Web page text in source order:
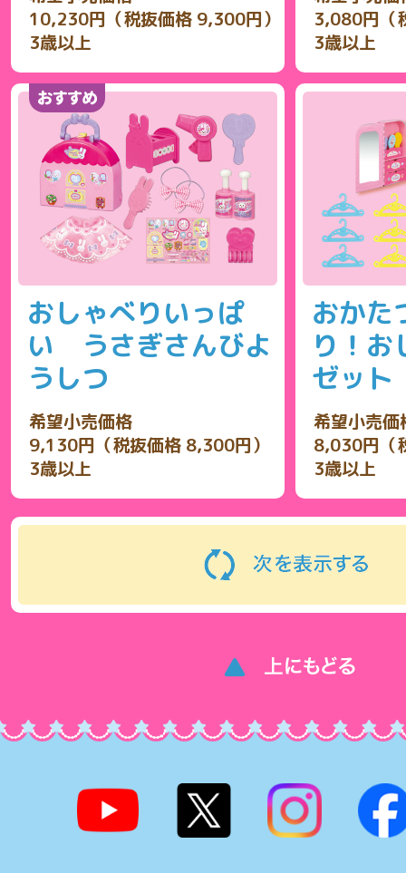
10,230円（税抜価格 9,300円）
3歳以上
3,080円（
3歳以上
おしゃべりいっぱ
い うさぎさんびよ
うしつ
希望小売価格
9,130円（税抜価格 8,300円）
3歳以上
おかた
り！お
ゼット
希望小売価
8,030円（
3歳以上